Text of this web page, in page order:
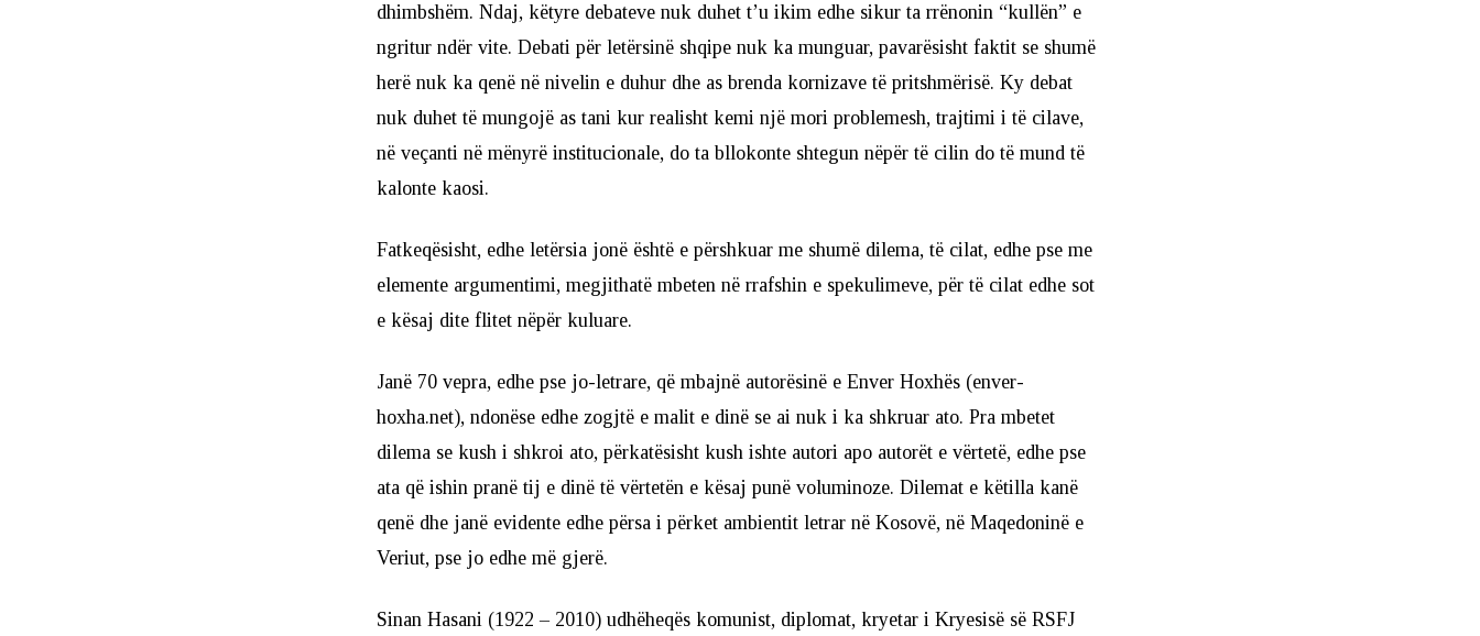
dhimbshëm. Ndaj, këtyre debateve nuk duhet t’u ikim edhe sikur ta rrënonin “kullën” e
ngritur ndër vite. Debati për letërsinë shqipe nuk ka munguar, pavarësisht faktit se shumë
herë nuk ka qenë në nivelin e duhur dhe as brenda kornizave të pritshmërisë. Ky debat
nuk duhet të mungojë as tani kur realisht kemi një mori problemesh, trajtimi i të cilave,
në veçanti në mënyrë institucionale, do ta bllokonte shtegun nëpër të cilin do të mund të
kalonte kaosi.
Fatkeqësisht, edhe letërsia jonë është e përshkuar me shumë dilema, të cilat, edhe pse me
elemente argumentimi, megjithatë mbeten në rrafshin e spekulimeve, për të cilat edhe sot
e kësaj dite flitet nëpër kuluare.
Janë 70 vepra, edhe pse jo-letrare, që mbajnë autorësinë e Enver Hoxhës (enver-
hoxha.net), ndonëse edhe zogjtë e malit e dinë se ai nuk i ka shkruar ato. Pra mbetet
dilema se kush i shkroi ato, përkatësisht kush ishte autori apo autorët e vërtetë, edhe pse
ata që ishin pranë tij e dinë të vërtetën e kësaj punë voluminoze. Dilemat e këtilla kanë
qenë dhe janë evidente edhe përsa i përket ambientit letrar në Kosovë, në Maqedoninë e
Veriut, pse jo edhe më gjerë.
Sinan Hasani (1922 – 2010) udhëheqës komunist, diplomat, kryetar i Kryesisë së RSFJ